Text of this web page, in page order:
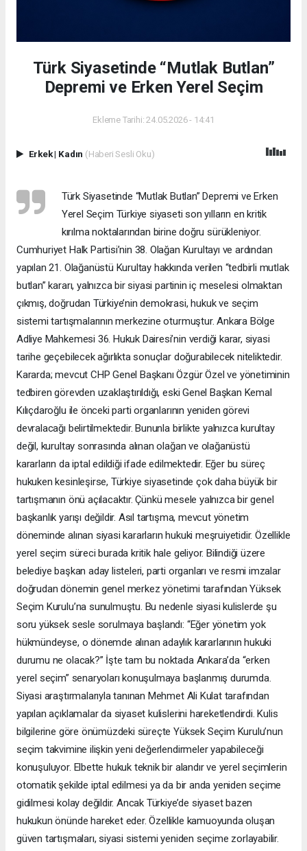
Türk Siyasetinde “Mutlak Butlan”
Depremi ve Erken Yerel Seçim
Ekleme Tarihi: 24.05.2026 - 14:41
Erkek| Kadın (Haberi Sesli Oku)
Türk Siyasetinde “Mutlak Butlan” Depremi ve Erken
Yerel Seçim Türkiye siyaseti son yılların en kritik
kırılma noktalarından birine doğru sürükleniyor.
Cumhuriyet Halk Partisi’nin 38. Olağan Kurultayı ve ardından
yapılan 21. Olağanüstü Kurultay hakkında verilen “tedbirli mutlak
butlan” kararı, yalnızca bir siyasi partinin iç meselesi olmaktan
çıkmış, doğrudan Türkiye’nin demokrasi, hukuk ve seçim
sistemi tartışmalarının merkezine oturmuştur. Ankara Bölge
Adliye Mahkemesi 36. Hukuk Dairesi’nin verdiği karar, siyasi
tarihe geçebilecek ağırlıkta sonuçlar doğurabilecek niteliktedir.
Kararda; mevcut CHP Genel Başkanı Özgür Özel ve yönetiminin
tedbiren görevden uzaklaştırıldığı, eski Genel Başkan Kemal
Kılıçdaroğlu ile önceki parti organlarının yeniden görevi
devralacağı belirtilmektedir. Bununla birlikte yalnızca kurultay
değil, kurultay sonrasında alınan olağan ve olağanüstü
kararların da iptal edildiği ifade edilmektedir. Eğer bu süreç
hukuken kesinleşirse, Türkiye siyasetinde çok daha büyük bir
tartışmanın önü açılacaktır. Çünkü mesele yalnızca bir genel
başkanlık yarışı değildir. Asıl tartışma, mevcut yönetim
döneminde alınan siyasi kararların hukuki meşruiyetidir. Özellikle
yerel seçim süreci burada kritik hale geliyor. Bilindiği üzere
belediye başkan aday listeleri, parti organları ve resmi imzalar
doğrudan dönemin genel merkez yönetimi tarafından Yüksek
Seçim Kurulu’na sunulmuştu. Bu nedenle siyasi kulislerde şu
soru yüksek sesle sorulmaya başlandı: “Eğer yönetim yok
hükmündeyse, o dönemde alınan adaylık kararlarının hukuki
durumu ne olacak?” İşte tam bu noktada Ankara’da “erken
yerel seçim” senaryoları konuşulmaya başlanmış durumda.
Siyasi araştırmalarıyla tanınan Mehmet Ali Kulat tarafından
yapılan açıklamalar da siyaset kulislerini hareketlendirdi. Kulis
bilgilerine göre önümüzdeki süreçte Yüksek Seçim Kurulu’nun
seçim takvimine ilişkin yeni değerlendirmeler yapabileceği
konuşuluyor. Elbette hukuk teknik bir alandır ve yerel seçimlerin
otomatik şekilde iptal edilmesi ya da bir anda yeniden seçime
gidilmesi kolay değildir. Ancak Türkiye’de siyaset bazen
hukukun önünde hareket eder. Özellikle kamuoyunda oluşan
güven tartışmaları, siyasi sistemi yeniden seçime zorlayabilir.